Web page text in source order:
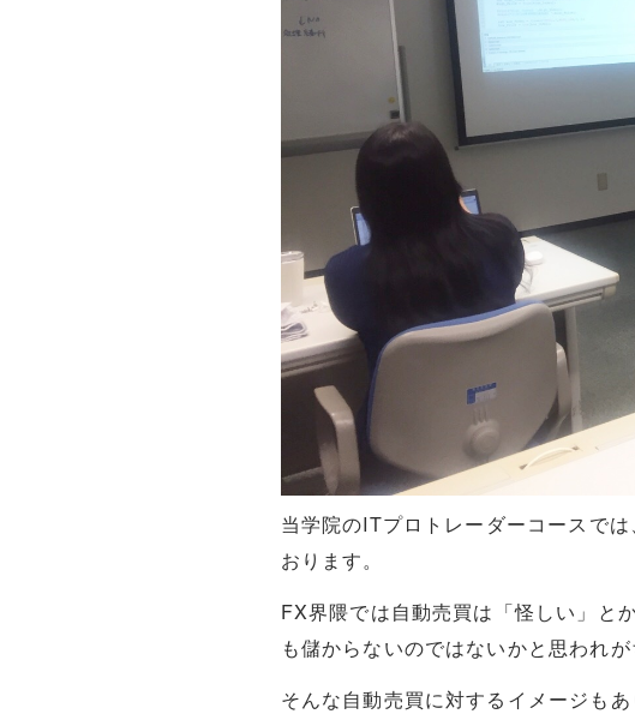
当学院のITプロトレーダーコースで
おります。
FX界隈では自動売買は「怪しい」と
も儲からないのではないかと思われが
そんな自動売買に対するイメージも